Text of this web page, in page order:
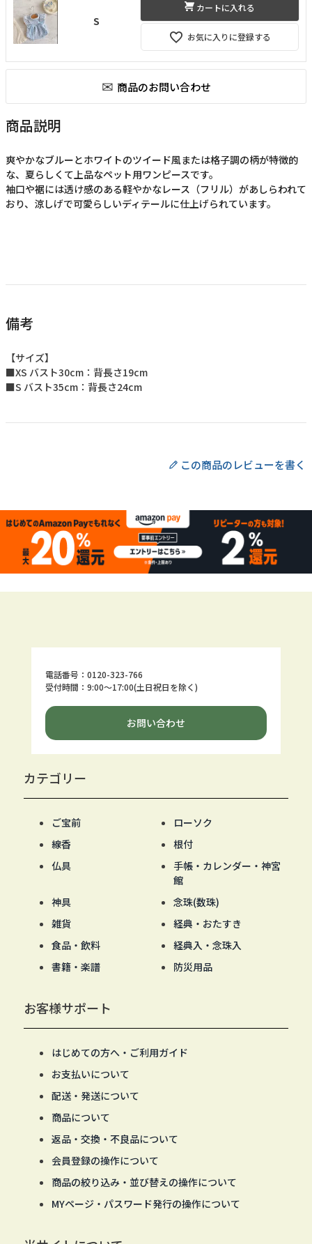
S
お気に入りに登録する
カートに入れる
商品説明
爽やかなブルーとホワイトのツイード風または格子調の柄が特徴的
な、夏らしくて上品なペット用ワンピースです。
袖口や裾には透け感のある軽やかなレース（フリル）があしらわれて
おり、涼しげで可愛らしいディテールに仕上げられています。
備考
【サイズ】
■XS バスト30cm：背長さ19cm
■S バスト35cm：背長さ24cm
電話番号：0120-323-766
受付時間：9:00～17:00(土日祝日を除く)
お問い合わせ
カテゴリー
ご宝前
ローソク
線香
根付
仏具
手帳・カレンダー・神宮
館
神具
念珠(数珠)
雑貨
経典・おたすき
食品・飲料
経典入・念珠入
書籍・楽譜
防災用品
お客様サポート
はじめての方へ・ご利用ガイド
お支払いについて
配送・発送について
商品について
返品・交換・不良品について
会員登録の操作について
商品の絞り込み・並び替えの操作について
MYページ・パスワード発行の操作について